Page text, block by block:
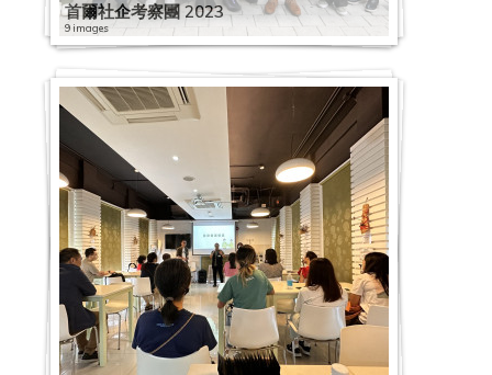
首爾社企考察團 2023
9 images